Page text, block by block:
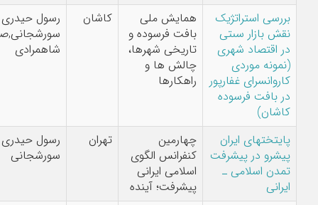
بررسی استراتژیک
نقش بازار سىتی
در اقتصاد شهری
(نمونه موردی
کاروانسرای غفارپور
در بافت فرسوده
کاشان)
همایش ملی
بافت فرسوده و
تاریخی شهرها،
چالش ها و
راهکارها
کاشان
رسول حیدری
سورشجانی,صفورا
شاهمرادی
پایتختهای ایران
پیشرو در پیشرفت
تمدن اسلامی ـ
ایرانی
چهارمین
کنفرانس الگوی
اسلامی ایرانی
پیشرفت؛ آینده
تهران
رسول حیدری
سورشجانی